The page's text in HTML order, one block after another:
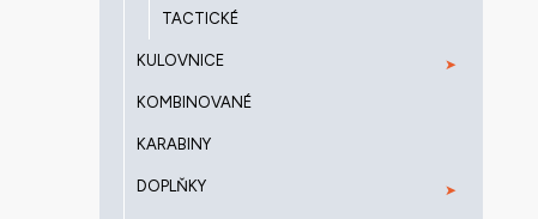
TACTICKÉ
KULOVNICE
KOMBINOVANÉ
KARABINY
DOPLŇKY